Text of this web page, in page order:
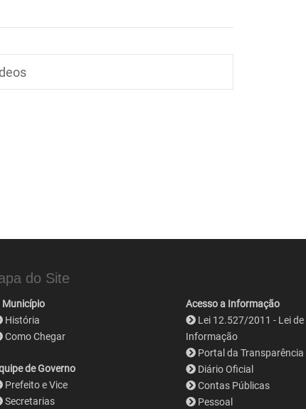
do Site
Município
História
Como Chegar
de Governo
Prefeito e Vice
Secretarias
Acesso a Informação
Lei 12.527/2011 - Lei de
Informação
Portal da Transparência
Diário Oficial
Contas Públicas
Pessoal